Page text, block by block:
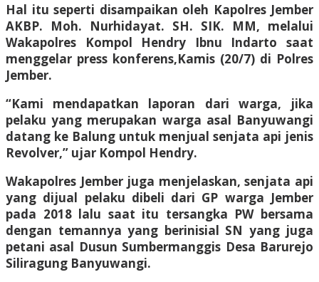
Hal itu seperti disampaikan oleh Kapolres Jember
AKBP. Moh. Nurhidayat. SH. SIK. MM, melalui
Wakapolres Kompol Hendry Ibnu Indarto saat
menggelar press konferens,Kamis (20/7) di Polres
Jember.
“Kami mendapatkan laporan dari warga, jika
pelaku yang merupakan warga asal Banyuwangi
datang ke Balung untuk menjual senjata api jenis
Revolver,” ujar Kompol Hendry.
Wakapolres Jember juga menjelaskan, senjata api
yang dijual pelaku dibeli dari GP warga Jember
pada 2018 lalu saat itu tersangka PW bersama
dengan temannya yang berinisial SN yang juga
petani asal Dusun Sumbermanggis Desa Barurejo
Siliragung Banyuwangi.